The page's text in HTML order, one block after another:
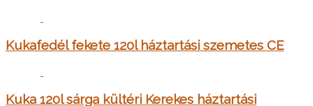
Kukafedél fekete 120l háztartási szemetes CE
Kuka 120l sárga kültéri Kerekes háztartási